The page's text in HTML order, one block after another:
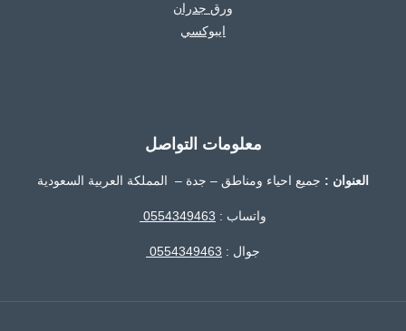
ورق جدران
ايبوكسي
معلومات التواصل
العنوان : جميع احياء ومناطق – جدة – المملكة العربية السعودية
واتساب : 0554349463
جوال : 0554349463